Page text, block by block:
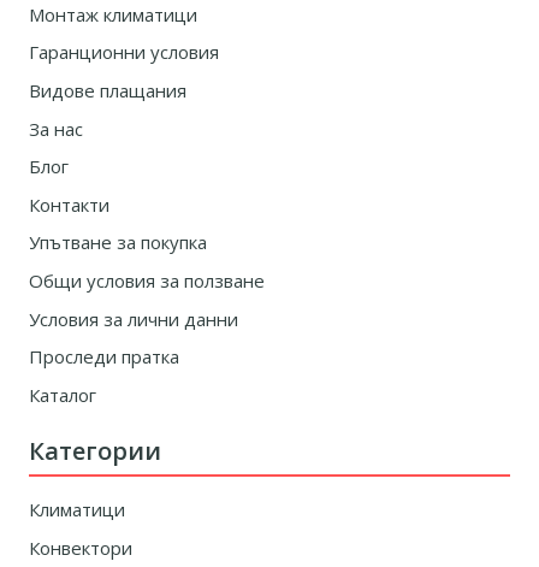
Монтаж климатици
Гаранционни условия
Видове плащания
За нас
Блог
Контакти
Упътване за покупка
Общи условия за ползване
Условия за лични данни
Проследи пратка
Каталог
Категории
Климатици
Конвектори